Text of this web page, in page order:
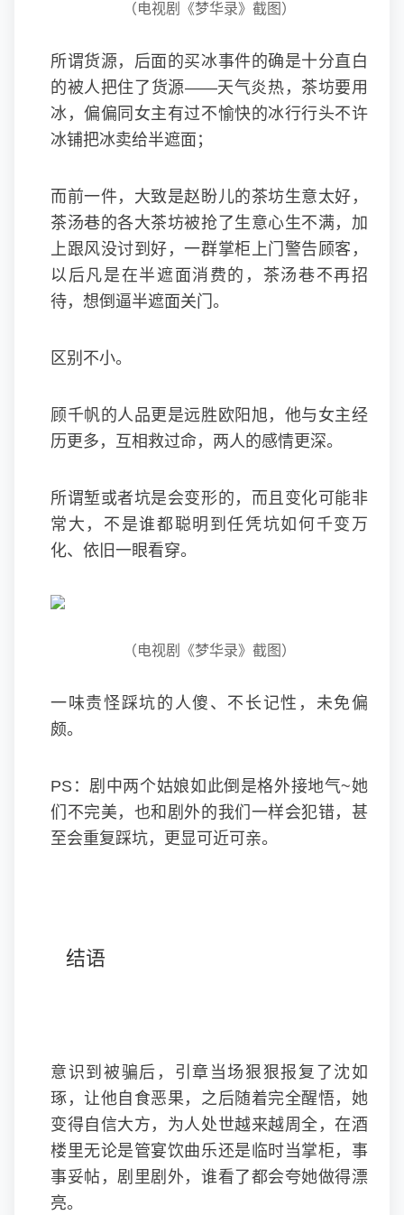
（电视剧《梦华录》截图）
所谓货源，后面的买冰事件的确是十分直白
的被人把住了货源——天气炎热，茶坊要用
冰，偏偏同女主有过不愉快的冰行行头不许
冰铺把冰卖给半遮面；
而前一件，大致是赵盼儿的茶坊生意太好，
茶汤巷的各大茶坊被抢了生意心生不满，加
上跟风没讨到好，一群掌柜上门警告顾客，
以后凡是在半遮面消费的，茶汤巷不再招
待，想倒逼半遮面关门。
区别不小。
顾千帆的人品更是远胜欧阳旭，他与女主经
历更多，互相救过命，两人的感情更深。
所谓堑或者坑是会变形的，而且变化可能非
常大，不是谁都聪明到任凭坑如何千变万
化、依旧一眼看穿。
（电视剧《梦华录》截图）
一味责怪踩坑的人傻、不长记性，未免偏
颇。
PS：剧中两个姑娘如此倒是格外接地气~她
们不完美，也和剧外的我们一样会犯错，甚
至会重复踩坑，更显可近可亲。
结语
意识到被骗后，引章当场狠狠报复了沈如
琢，让他自食恶果，之后随着完全醒悟，她
变得自信大方，为人处世越来越周全，在酒
楼里无论是管宴饮曲乐还是临时当掌柜，事
事妥帖，剧里剧外，谁看了都会夸她做得漂
亮。